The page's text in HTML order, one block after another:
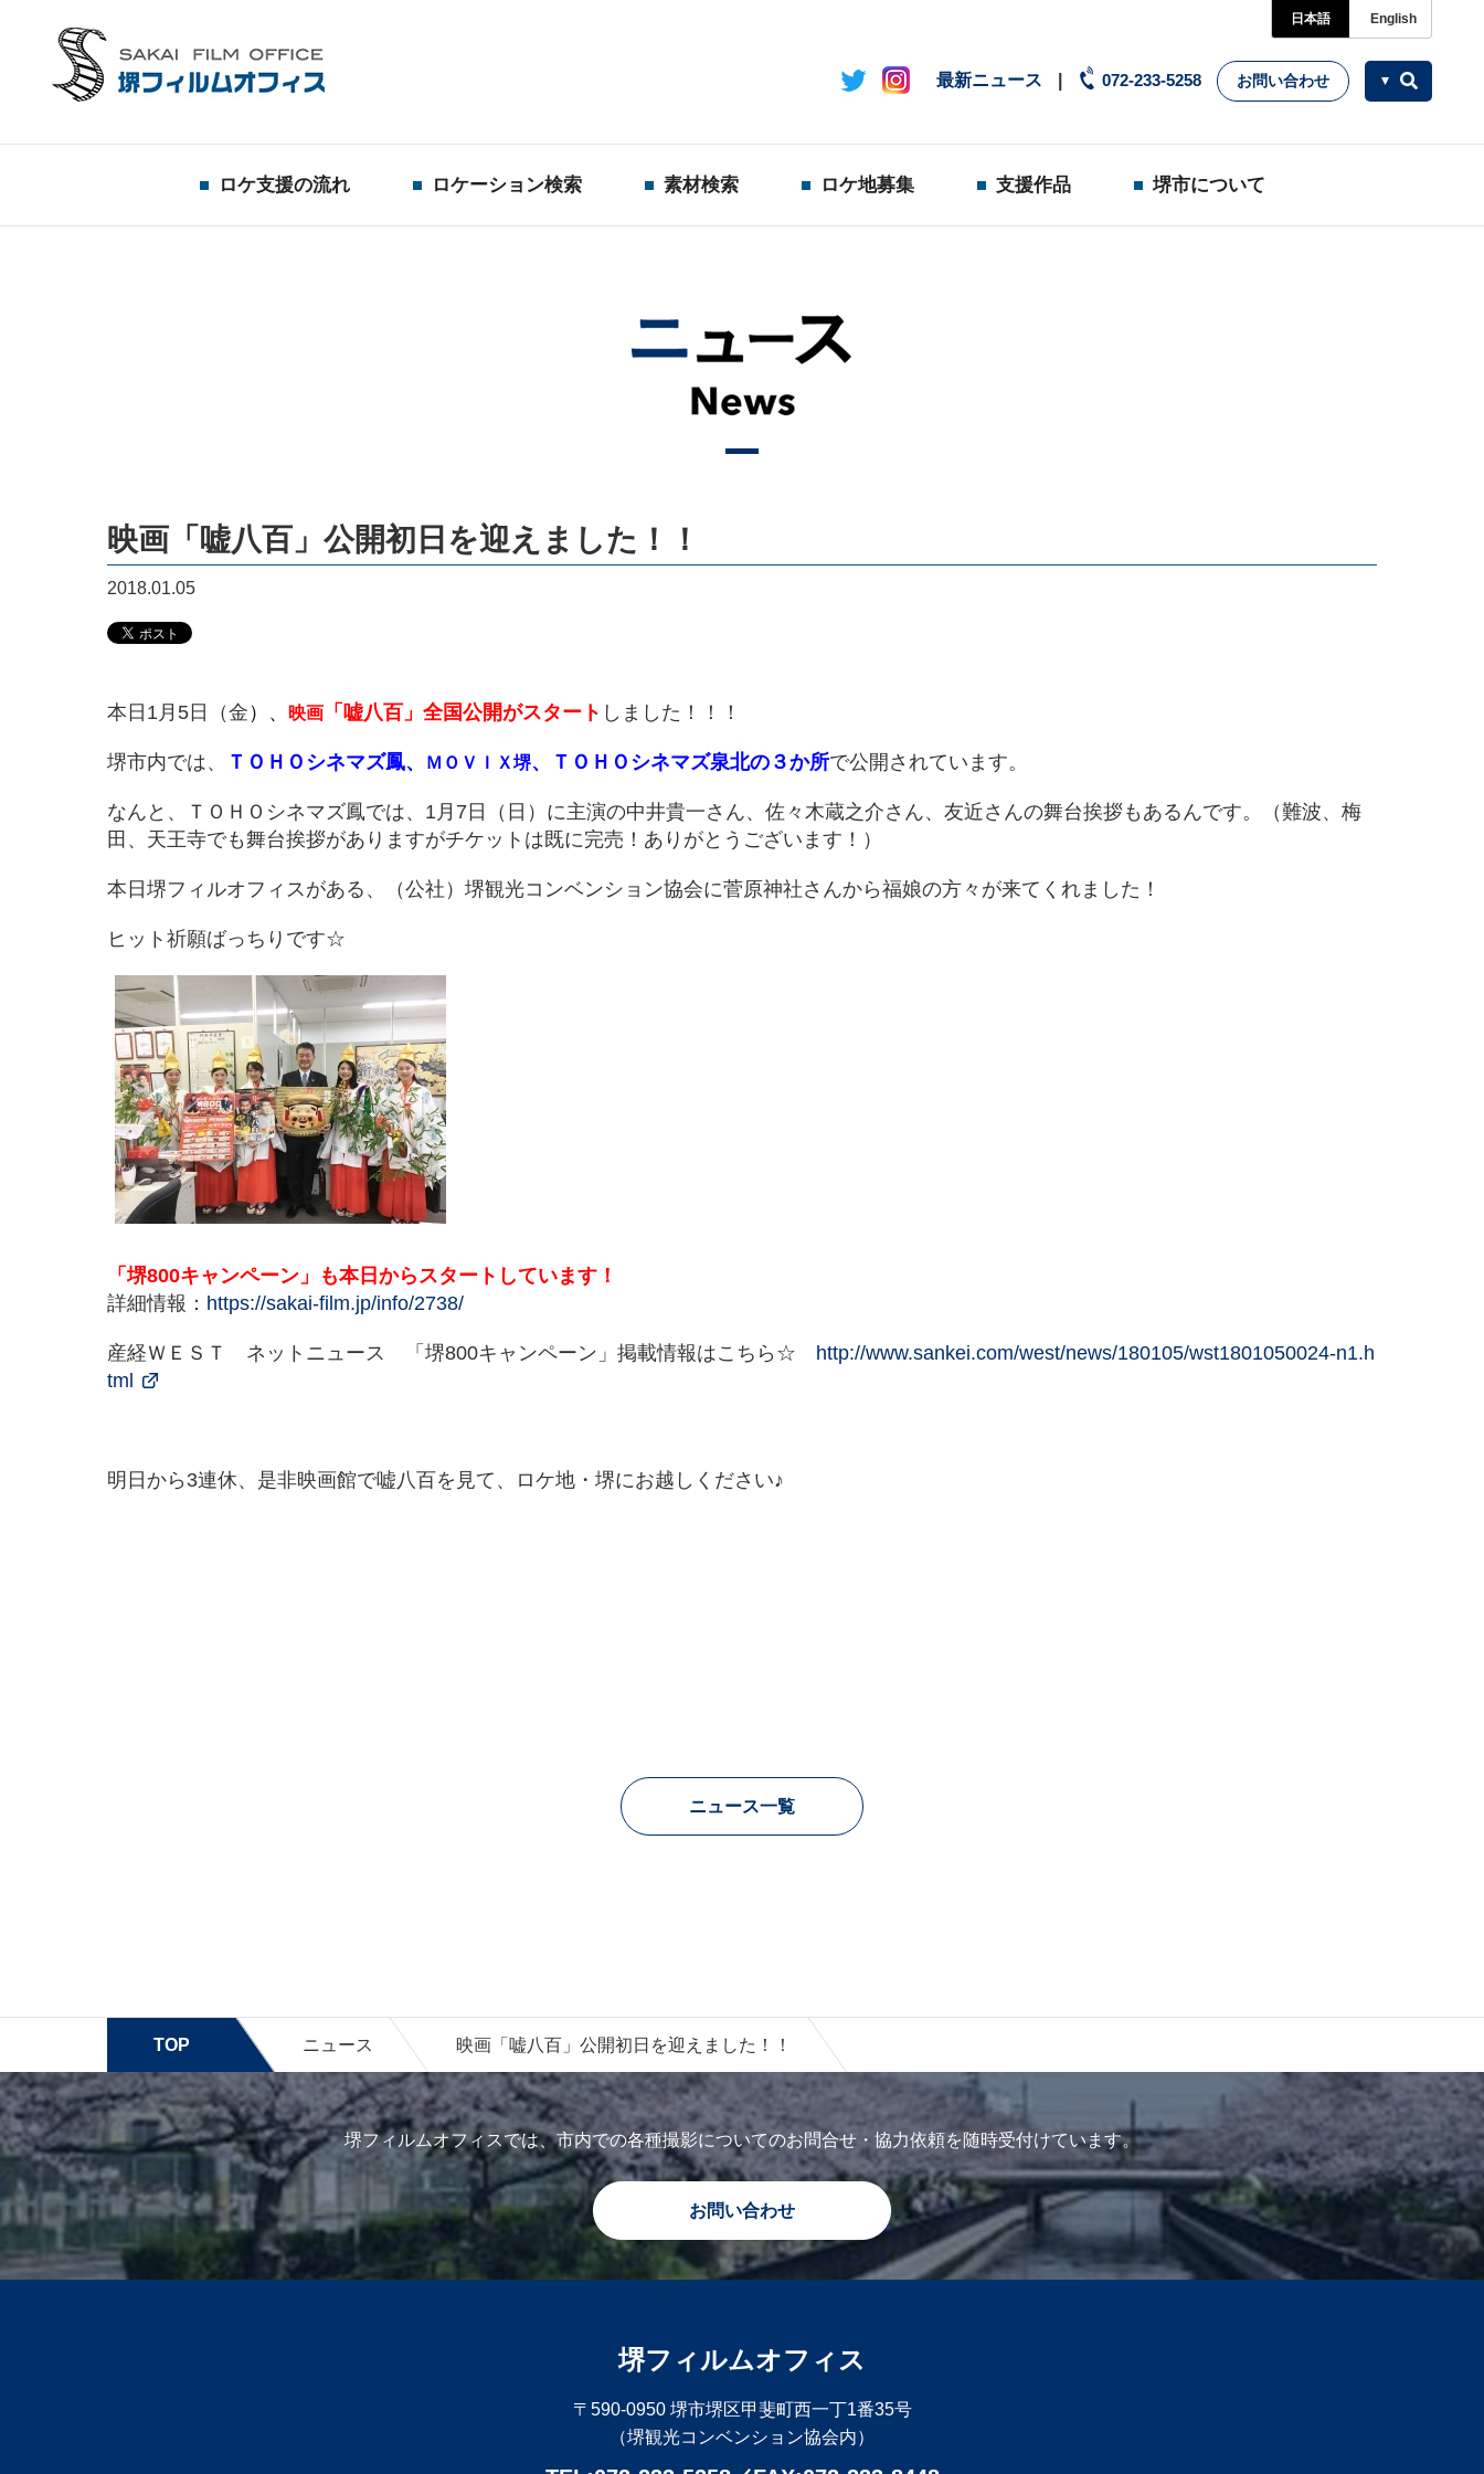
日本語 English
最新ニュース 072-233-5258 お問い合わせ
ロケ支援の流れ ロケーション検索 素材検索 ロケ地募集 支援作品 堺市について
映画「嘘八百」公開初日を迎えました！！
2018.01.05
本日1月5日（金 ）、 映画 「嘘八百」全国公開がスタート しました！！！
堺市内では、 ＴＯＨＯシネマズ鳳、 ＭＯＶＩＸ堺、ＴＯＨＯシネマズ泉北の３か所で公開されています。
なんと、ＴＯＨＯシネマズ鳳では、1月7日（日）に主演の中井貴一さん、佐々木蔵之介さん、友近さんの舞台挨拶もあるんです。
（難波、梅
田、天王寺でも舞台挨拶がありますがチケットは既に完売！ありがとうございます！）
本日堺フィルオフィスがある、（公社）堺観光コンベンション協会に菅原神社さんから福娘の方々が来てくれました！
ヒット祈願ばっちりです☆
「堺800キャンペーン」も本日からスタートしています！
詳細情報： https://sakai-film.jp/info/2738/
産経ＷＥＳＴ ネットニュース 「堺800キャンペーン」掲載情報はこちら☆ http://www.sankei.com/west/news/180105/wst1801050024-n1.h
tml
明日から3連休、是非映画館で嘘八百を見て、ロケ地・堺にお越しください♪
ニュース一覧
TOP ニュース 映画「嘘八百」公開初日を迎えました！！
堺フィルムオフィスでは、市内での各種撮影についてのお問合せ・協力依頼を随時受付けています。
お問い合わせ
堺フィルムオフィス
〒590-0950 堺市堺区甲斐町西一丁1番35号
（堺観光コンベンション協会内）